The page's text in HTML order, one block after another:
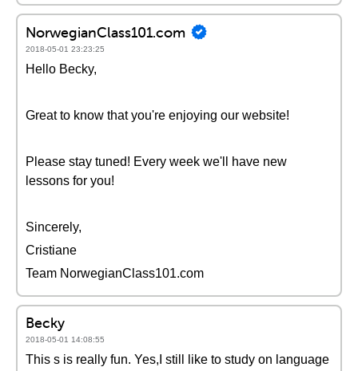
NorwegianClass101.com
2018-05-01 23:23:25
Hello Becky,
Great to know that you're enjoying our website!
Please stay tuned! Every week we'll have new
lessons for you!
Sincerely,
Cristiane
Team NorwegianClass101.com
Becky
2018-05-01 14:08:55
This s is really fun. Yes,I still like to study on language